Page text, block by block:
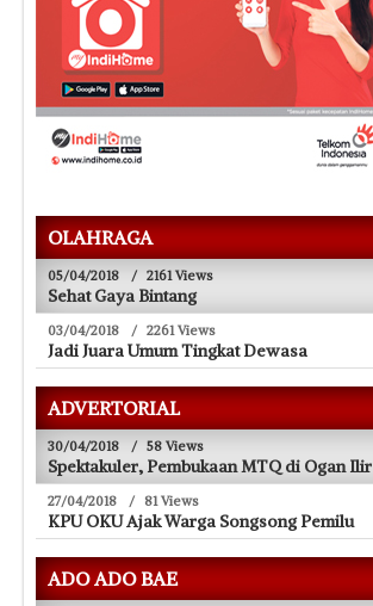
OLAHRAGA
05/04/2018 / 2161 Views
Sehat Gaya Bintang
03/04/2018 / 2261 Views
Jadi Juara Umum Tingkat Dewasa
ADVERTORIAL
30/04/2018 / 58 Views
Spektakuler, Pembukaan MTQ di Ogan Ilir
27/04/2018 / 81 Views
KPU OKU Ajak Warga Songsong Pemilu
ADO ADO BAE